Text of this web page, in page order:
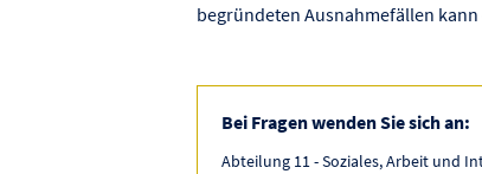
begründeten Ausnahmefällen
Bei Fragen wenden Sie sich an:
Abteilung 11 - Soziales, Arbeit und